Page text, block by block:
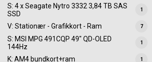
S: 4 x Seagate Nytro 3332 3,84 TB SAS
SSD
1
V: Stationær - Grafikkort - Ram 7
S: MSI MPG 491CQP 49" QD-OLED
144Hz
1
K: AM4 bundkort+ram 1